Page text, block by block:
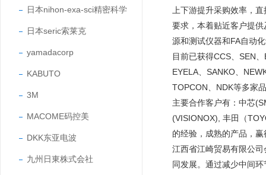
日本nihon-exa-sci精密科学
日本seric索莱克
yamadacorp
KABUTO
3M
MACOME码控美
DKK东亚电波
九州日東株式会社
上下游提升采购效率，
要求，本着贴近客户提
源和测试仪器和FA自动
目前已获得CCS、SEN
EYELA、SANKO、
TOPCON、NDK等多家
主要合作客户有：中芯
(VISIONOX), 丰田（
的经验，成熟的产品，
江西省江崎贸易有限公
同发展。通过减少中间